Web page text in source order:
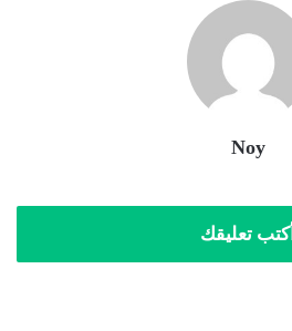
Noy
أكتب تعليقك